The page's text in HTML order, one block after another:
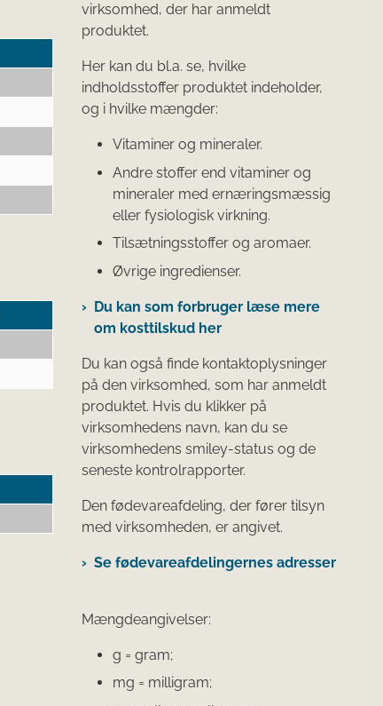
virksomhed, der har anmeldt
produktet.
Her kan du bl.a. se, hvilke
indholdsstoffer produktet indeholder,
og i hvilke mængder:
Vitaminer og mineraler.
Andre stoffer end vitaminer og
mineraler med ernæringsmæssig
eller fysiologisk virkning.
Tilsætningsstoffer og aromaer.
Øvrige ingredienser.
Du kan som forbruger læse mere
om kosttilskud her
Du kan også finde kontaktoplysninger
på den virksomhed, som har anmeldt
produktet. Hvis du klikker på
virksomhedens navn, kan du se
virksomhedens smiley-status og de
seneste kontrolrapporter.
Den fødevareafdeling, der fører tilsyn
med virksomheden, er angivet.
Se fødevareafdelingernes adresser
Mængdeangivelser:
g = gram;
mg = milligram;